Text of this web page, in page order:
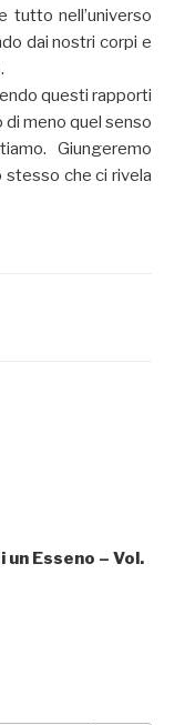
tutto nell’universo
dai nostri corpi e
questi rapporti
meno quel senso
Giungeremo
stesso che ci rivela
Esseno – Vol.